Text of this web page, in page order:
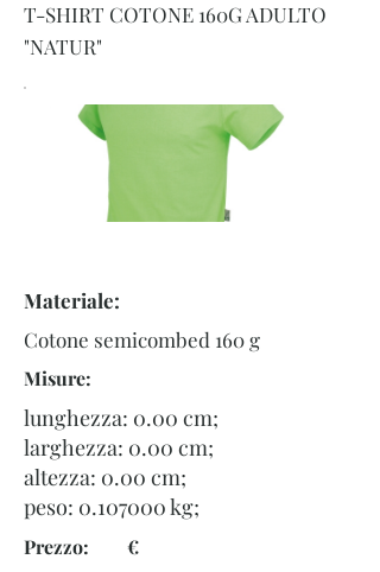
T-SHIRT COTONE 160G ADULTO
"NATUR"
Materiale:
Cotone semicombed 160 g
Misure:
lunghezza: 0.00 cm;
larghezza: 0.00 cm;
altezza: 0.00 cm;
peso: 0.107000kg;
Prezzo: €